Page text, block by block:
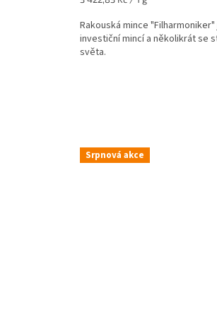
4,4
z
5
hvězdiček.
Rakouská mince
investiční mincí a několikrát se
světa.
Srpnová akce